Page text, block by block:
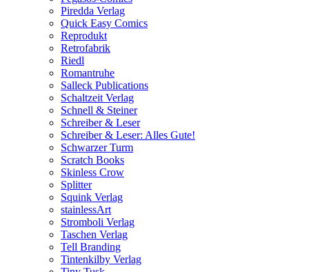
Piredda Verlag
Quick Easy Comics
Reprodukt
Retrofabrik
Riedl
Romantruhe
Salleck Publications
Schaltzeit Verlag
Schnell & Steiner
Schreiber & Leser
Schreiber & Leser: Alles Gute!
Schwarzer Turm
Scratch Books
Skinless Crow
Splitter
Squink Verlag
stainlessArt
Stromboli Verlag
Taschen Verlag
Tell Branding
Tintenkilby Verlag